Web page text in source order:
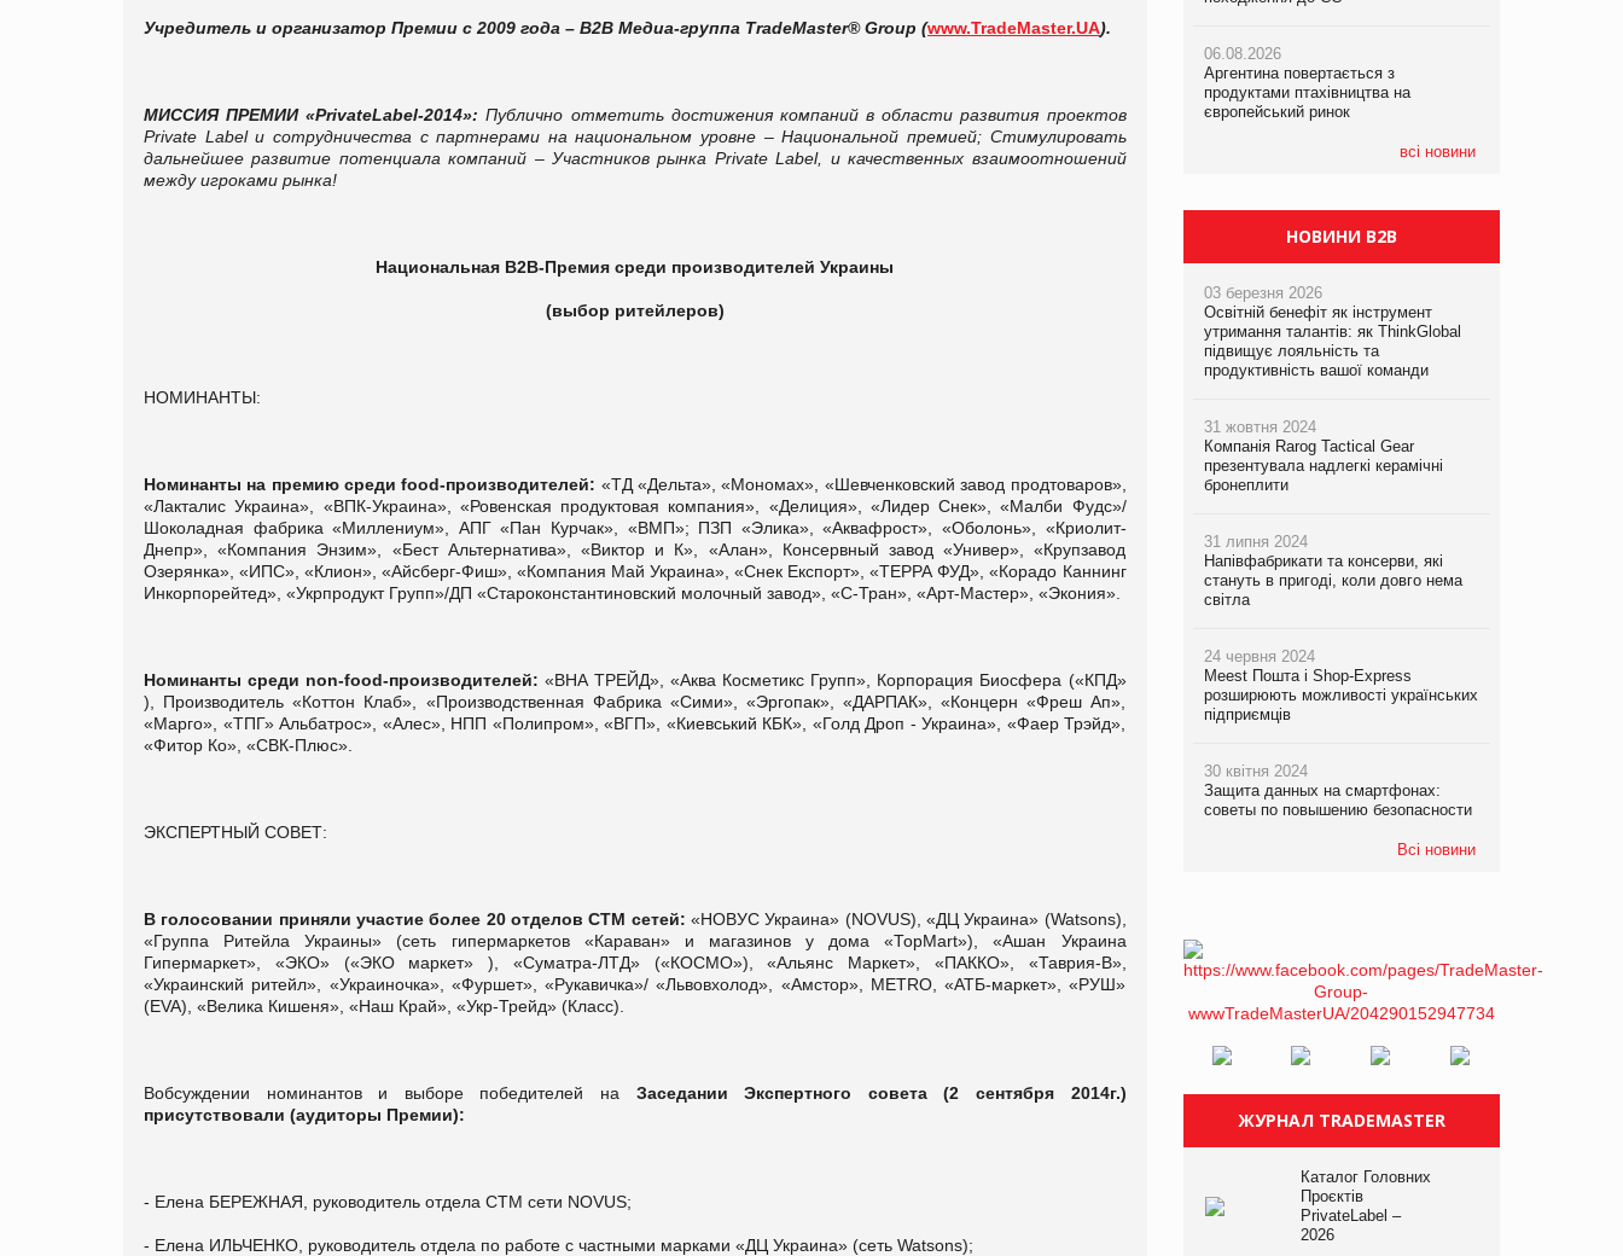
Учредитель и организатор Премии с 2009 года – В2В Медиа-группа TradeMaster® Group (www.TradeMaster.UA).
МИССИЯ ПРЕМИИ «PrivateLabel-2014»:Публично отметить достижения компаний в области развития проектов
Private Label и сотрудничества с партнерами на национальном уровне – Национальной премией; Стимулировать
дальнейшее развитие потенциала компаний – Участников рынка Private Label, и качественных взаимоотношений
между игроками рынка!
Национальная В2В-Премия среди производителей Украины
(выбор ритейлеров)
НОМИНАНТЫ:
Номинанты на премию средиfood-производителей: «ТД «Дельта», «Мономах», «Шевченковский завод продтоваров»,
«Лакталис Украина», «ВПК-Украина», «Ровенская продуктовая компания», «Делиция», «Лидер Снек», «Малби Фудс»/
Шоколадная фабрика «Миллениум», АПГ «Пан Курчак», «ВМП»; ПЗП «Элика», «Аквафрост», «Оболонь», «Криолит-
Днепр», «Компания Энзим», «Бест Альтернатива», «Виктор и К», «Алан», Консервный завод «Универ», «Крупзавод
Озерянка», «ИПС», «Клион», «Айсберг-Фиш», «Компания Май Украина», «Снек Експорт», «ТЕРРА ФУД», «Корадо Каннинг
Инкорпорейтед», «Укрпродукт Групп»/ДП «Староконстантиновский молочный завод», «С-Тран», «Арт-Мастер», «Экония».
Номинанты среди non-food-производителей: «ВНА ТРЕЙД», «Аква Косметикс Групп», Корпорация Биосфера («КПД»
), Производитель «Коттон Клаб», «Производственная Фабрика «Сими», «Эргопак», «ДАРПАК», «Концерн «Фреш Ап»,
«Марго», «ТПГ» Альбатрос», «Алес», НПП «Полипром», «ВГП», «Киевський КБК», «Голд Дроп - Украина», «Фаер Трэйд»,
«Фитор Ко», «СВК-Плюс».
ЭКСПЕРТНЫЙ СОВЕТ:
В голосовании приняли участие более 20 отделов СТМ сетей: «НОВУС Украина» (NOVUS), «ДЦ Украина» (Watsons),
«Группа Ритейла Украины» (сеть гипермаркетов «Караван» и магазинов у дома «ТорМаrt»), «Ашан Украина
Гипермаркет», «ЭКО» («ЭКО маркет» ), «Суматра-ЛТД» («КОСМО»), «Альянс Маркет», «ПАККО», «Таврия-В»,
«Украинский ритейл», «Украиночка», «Фуршет», «Рукавичка»/ «Львовхолод», «Амстор», METRO, «АТБ-маркет», «РУШ»
(EVA), «Велика Кишеня», «Наш Край», «Укр-Трейд» (Класс).
Вобсуждении номинантов и выборе победителей на Заседании Экспертного совета (2 сентября 2014г.)
присутствовали (аудиторы Премии):
- Елена БЕРЕЖНАЯ, руководитель отдела СТМ сети NOVUS;
- Елена ИЛЬЧЕНКО, руководитель отдела по работе с частными марками «ДЦ Украина» (сеть Watsons);
06.08.2026
Аргентина повертається з
продуктами птахівництва на
європейський ринок
всі новини
06.08.2026
Аргентина повертається з
продуктами птахівництва на
європейський ринок
06.08.2026
Аргентина повертається з
продуктами птахівництва на
європейський ринок
НОВИНИ B2B
03 березня 2026
Освітній бенефіт як інструмент
утримання талантів: як ThinkGlobal
підвищує лояльність та
продуктивність вашої команди
31 жовтня 2024
Компанія Rarog Tactical Gear
презентувала надлегкі керамічні
бронеплити
31 липня 2024
Напівфабрикати та консерви, які
стануть в пригоді, коли довго нема
світла
24 червня 2024
Meest Пошта і Shop-Express
розширюють можливості українських
підприємців
30 квітня 2024
Защита данных на смартфонах:
советы по повышению безопасности
Всі новини
ЖУРНАЛ TRADEMASTER
Каталог Головних
Проєктів
PrivateLabel –
2026